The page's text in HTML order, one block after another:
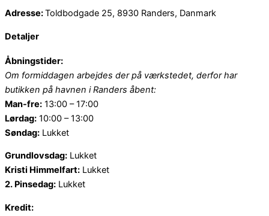
Adresse:Toldbodgade 25, 8930 Randers, Danmark
Detaljer
Åbningstider:
Om formiddagen arbejdes der på værkstedet, derfor har
butikken på havnen i Randers åbent:
Man-fre: 13:00 – 17:00
Lørdag: 10:00 – 13:00
Søndag: Lukket
Grundlovsdag: Lukket
Kristi Himmelfart: Lukket
2. Pinsedag: Lukket
Kredit: